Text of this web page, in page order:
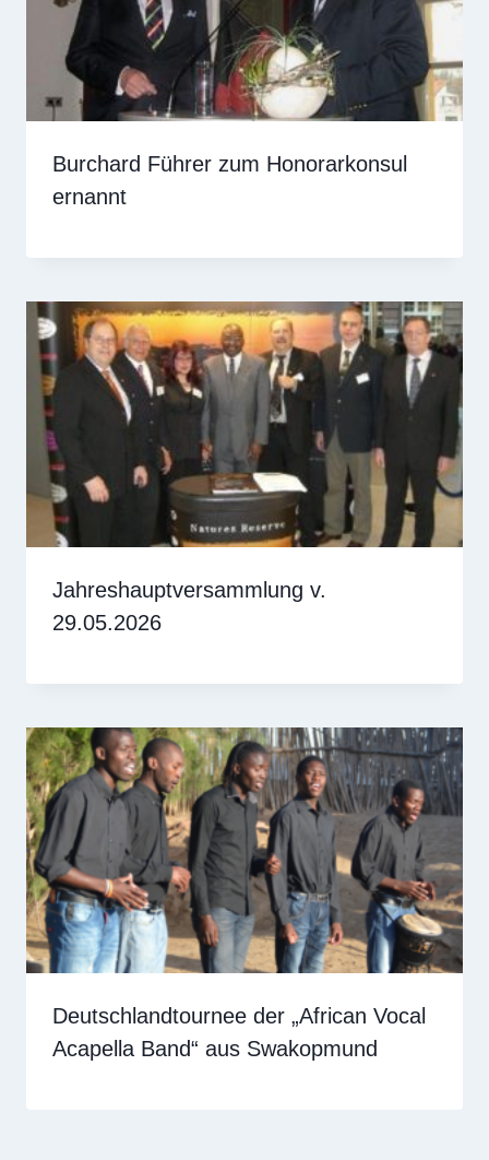
Burchard Führer zum Honorarkonsul
ernannt
Jahreshauptversammlung v.
29.05.2026
Deutschlandtournee der „African Vocal
Acapella Band“ aus Swakopmund